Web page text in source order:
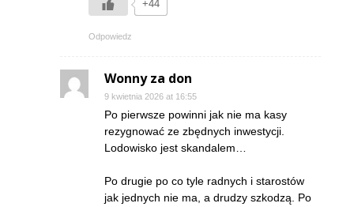
+44
Odpowiedz
Wonny za don
9 kwietnia 2026 at 16:55
Po pierwsze powinni jak nie ma kasy
rezygnować ze zbędnych inwestycji.
Lodowisko jest skandalem…
Po drugie po co tyle radnych i starostów
jak jednych nie ma, a drudzy szkodzą. Po